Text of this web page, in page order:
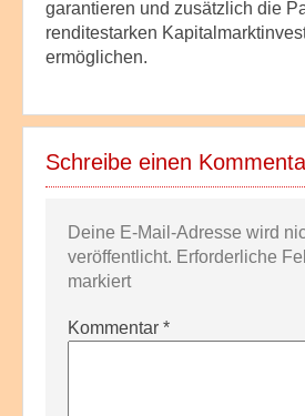
garantieren und zusätzlich die
renditestarken
ermöglichen.
Schreibe einen
Deine E-Mail-Adresse wird
veröffentlicht. Erforderliche
markiert
Kommentar *